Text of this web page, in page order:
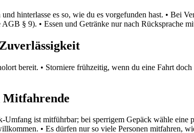
hinterlasse es so, wie du es vorgefunden hast. • Bei
AGB § 9). • Essen und Getränke nur nach Rücksprache
bereit. • Storniere frühzeitig, wenn du eine Fahrt
Mitfahrende
Umfang ist mitführbar; bei sperrigem Gepäck wähle eine
• Es dürfen nur so viele Personen mitfahren,